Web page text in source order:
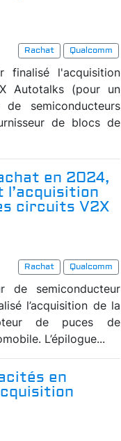
Rachat
Qualcomm
finalisé l'acquisition
Autotalks (pour un
semiconducteurs
de blocs de
en 2024,
l’acquisition
circuits V2X
Rachat
Qualcomm
de semiconducteur
l’acquisition de la
de puces de
L’épilogue...
en